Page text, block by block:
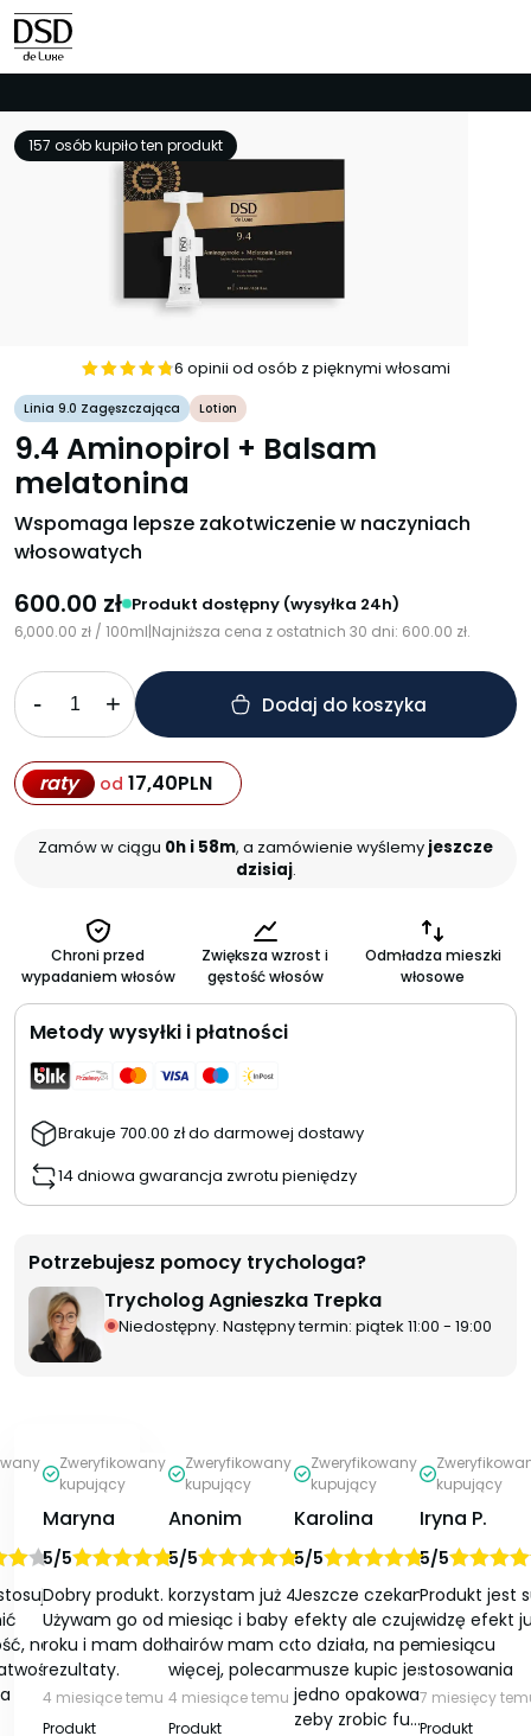
157 osób kupiło ten produkt
4.83na 5
6 opinii od osób z pięknymi włosami
Linia 9.0 Zagęszczająca Lotion
9.4 Aminopirol + Balsam
melatonina
Wspomaga lepsze zakotwiczenie w naczyniach
włosowatych
600.00 zł Produkt dostępny (wysyłka 24h)
6,000.00 zł / 100ml|Najniższa cena z ostatnich 30 dni: 600.00 zł.
- + Dodaj do koszyka
raty od 17,40PLN
Zamów w ciągu 0h i 58m, a zamówienie wyślemy jeszcze
dzisiaj.
Chroni przed
wypadaniem włosów
Zwiększa wzrost i
gęstość włosów
Odmładza mieszki
włosowe
Metody wysyłki i płatności
Brakuje 700.00 złdo darmowej dostawy
14 dniowa gwarancja zwrotu pieniędzy
Potrzebujesz pomocy trychologa?
Trycholog Agnieszka Trepka
Niedostępny. Następny termin: piątek 11:00 - 19:00
na plus
Zweryfikowany
kupujący
Maryna
Oceniono na
5
5/5
Dobry produkt.
Używam go od około
roku i mam dobre
rezultaty.
4 miesiące temu
Zweryfikowany
kupujący
Anonim
Oceniono na
5
5/5
korzystam już 4
miesiąc i baby
hairów mam coraz
więcej, polecam
4 miesiące temu
Zweryfikowany
kupujący
Karolina
Oceniono
5
5/5
Jeszcze czekam na
efekty ale czuje ze
to działa, na pewno
musze kupic jeszcze
jedno opakowanie
zeby zrobic fu…
kupujący
Iryna P.
Oceniono
5
5/5
Produkt jest
widzę efekt
miesiącu
stosowania
7 miesięcy